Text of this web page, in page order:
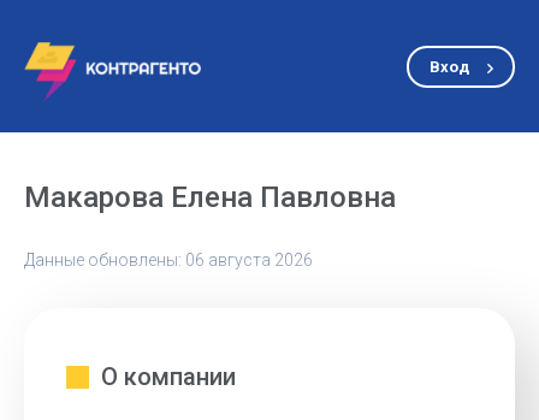
Вход
Макарова Елена Павловна
Данные обновлены: 06 августа 2026
О компании